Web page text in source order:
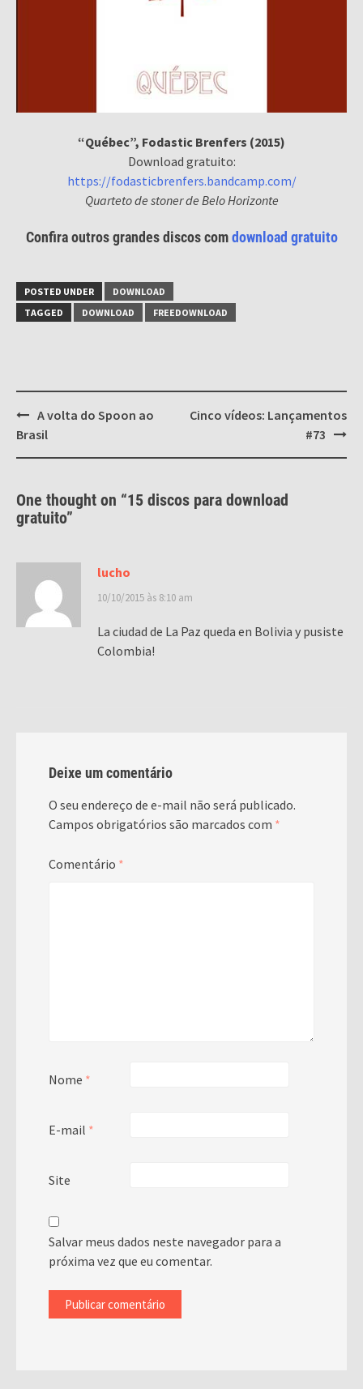
“Québec”, Fodastic Brenfers (2015)
Download gratuito:
https://fodasticbrenfers.bandcamp.com/
Quarteto de stoner de Belo Horizonte
Confira outros grandes discos comdownload gratuito
POSTED UNDER
DOWNLOAD
TAGGED
DOWNLOAD FREEDOWNLOAD
Post
navigation
A volta do Spoon ao
Brasil
Cinco vídeos: Lançamentos
#73
One thought on “15 discos para download
gratuito”
lucho
10/10/2015 às 8:10 am
La ciudad de La Paz queda en Bolivia y pusiste
Colombia!
Deixe um comentário
O seu endereço de e-mail não será publicado.
Campos obrigatórios são marcados com *
Comentário *
Nome *
E-mail *
Site
Salvar meus dados neste navegador para a
próxima vez que eu comentar.